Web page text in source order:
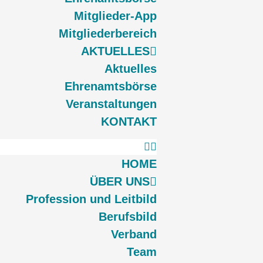
Mit­­glie­­der-App
Mit­glie­der­be­reich
AKTU­EL­LES
Aktu­el­les
Ehren­amts­bör­se
Ver­an­stal­tun­gen
KON­TAKT
HOME
ÜBER UNS
Pro­fes­si­on und Leitbild
Berufs­bild
Ver­band
Team